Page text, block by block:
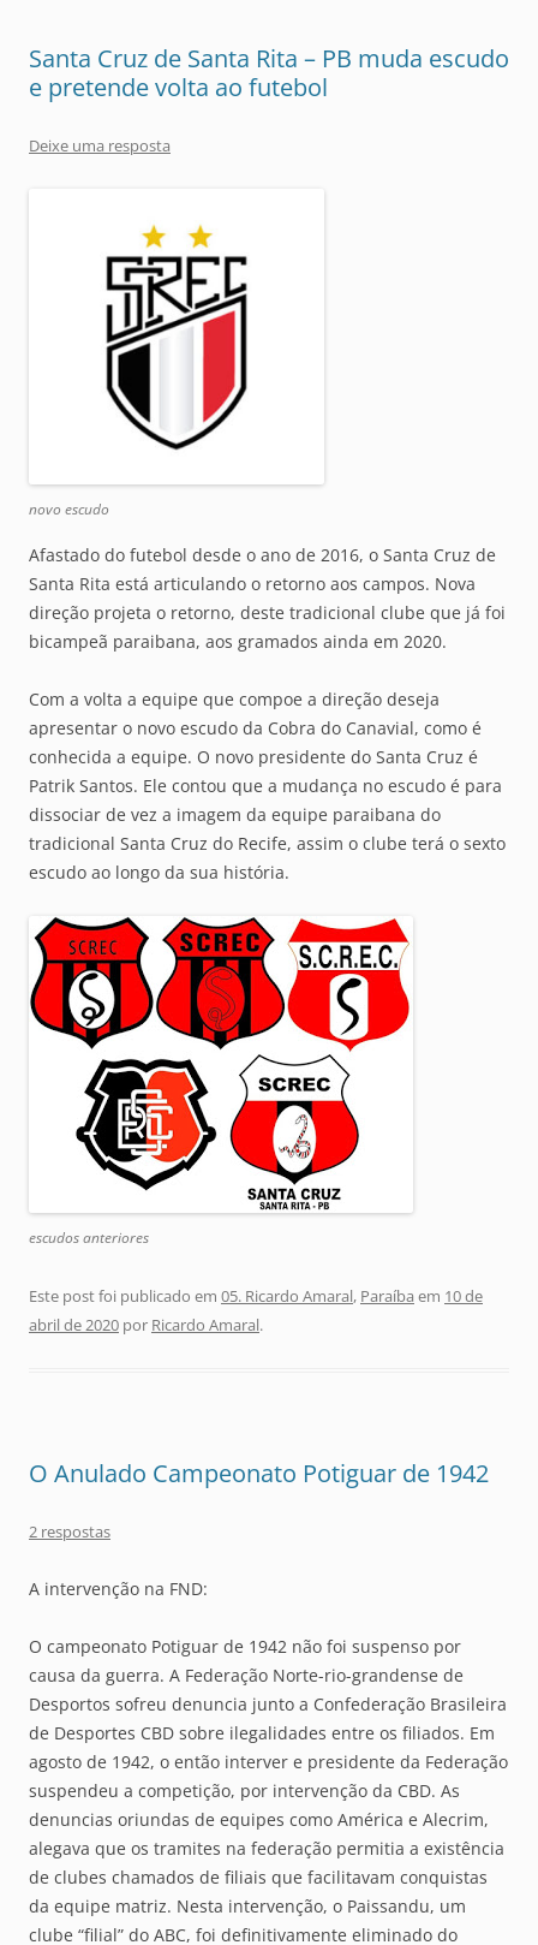
Santa Cruz de Santa Rita – PB muda escudo
e pretende volta ao futebol
Deixe uma resposta
novo escudo
Afastado do futebol desde o ano de 2016, o Santa Cruz de
Santa Rita está articulando o retorno aos campos. Nova
direção projeta o retorno, deste tradicional clube que já foi
bicampeã paraibana, aos gramados ainda em 2020.
Com a volta a equipe que compoe a direção deseja
apresentar o novo escudo da Cobra do Canavial, como é
conhecida a equipe. O novo presidente do Santa Cruz é
Patrik Santos. Ele contou que a mudança no escudo é para
dissociar de vez a imagem da equipe paraibana do
tradicional Santa Cruz do Recife, assim o clube terá o sexto
escudo ao longo da sua história.
escudos anteriores
Este post foi publicado em 05. Ricardo Amaral, Paraíba em 10 de
abril de 2020 por Ricardo Amaral.
O Anulado Campeonato Potiguar de 1942
2 respostas
A intervenção na FND:
O campeonato Potiguar de 1942 não foi suspenso por
causa da guerra. A Federação Norte-rio-grandense de
Desportos sofreu denuncia junto a Confederação Brasileira
de Desportes CBD sobre ilegalidades entre os filiados. Em
agosto de 1942, o então interver e presidente da Federação
suspendeu a competição, por intervenção da CBD. As
denuncias oriundas de equipes como América e Alecrim,
alegava que os tramites na federação permitia a existência
de clubes chamados de filiais que facilitavam conquistas
da equipe matriz. Nesta intervenção, o Paissandu, um
clube “filial” do ABC, foi definitivamente eliminado do